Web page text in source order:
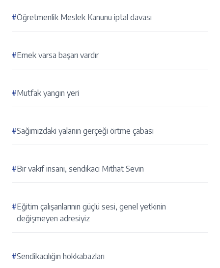
#Öğretmenlik Meslek Kanunu iptal davası
#Emek varsa başarı vardır
#Mutfak yangın yeri
#Sağımızdaki yalanın gerçeği örtme çabası
#Bir vakıf insanı, sendikacı Mithat Sevin
#Eğitim çalışanlarının güçlü sesi, genel yetkinin
değişmeyen adresiyiz
#Sendikacılığın hokkabazları